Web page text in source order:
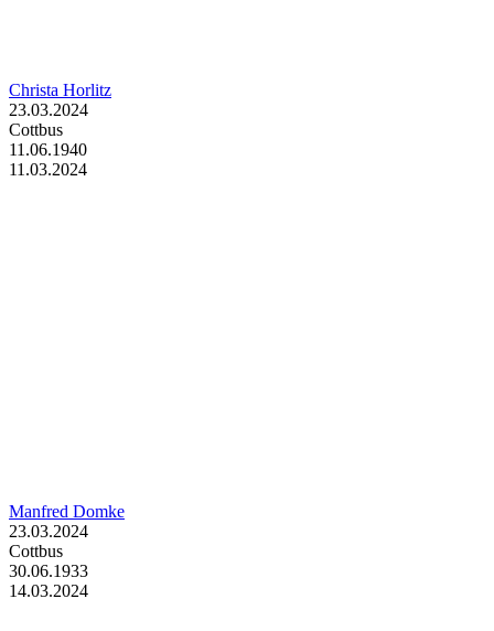
Christa Horlitz
23.03.2024
Cottbus
11.06.1940
11.03.2024
Manfred Domke
23.03.2024
Cottbus
30.06.1933
14.03.2024